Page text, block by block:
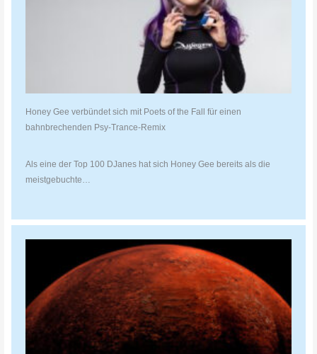
Honey Gee verbündet sich mit Poets of the Fall für einen
bahnbrechenden Psy-Trance-Remix
Als eine der Top 100 DJanes hat sich Honey Gee bereits als die
meistgebuchte…